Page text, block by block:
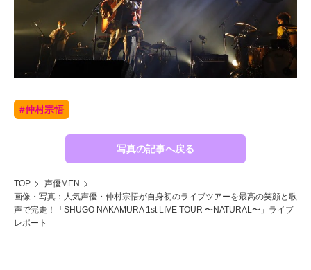
#仲村宗悟
写真の記事へ戻る
TOP
声優MEN
画像・写真：人気声優・仲村宗悟が自身初のライブツアーを最高の笑顔と歌
声で完走！「SHUGO NAKAMURA 1st LIVE TOUR 〜NATURAL〜」ライブ
レポート